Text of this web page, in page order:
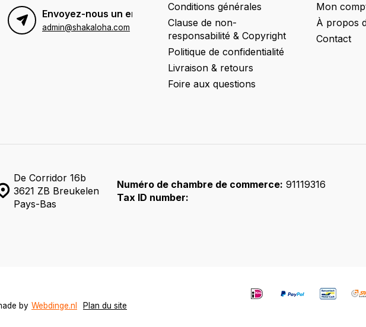
Envoyez-nous un email:
admin@shakaloha.com
Conditions générales
Clause de non-
responsabilité & Copyright
Politique de confidentialité
Livraison & retours
Foire aux questions
Mon
À propos
Contact
De Corridor 16b
3621 ZB Breukelen
Pays-Bas
Numéro de chambre de commerce: 91119316
Tax ID number:
by Webdinge.nl Plan du site